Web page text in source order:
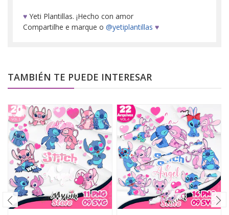
♥ Yeti Plantillas. ¡Hecho con amor
Compartilhe e marque o @yetiplantillas ♥
TAMBIÉN TE PUEDE INTERESAR